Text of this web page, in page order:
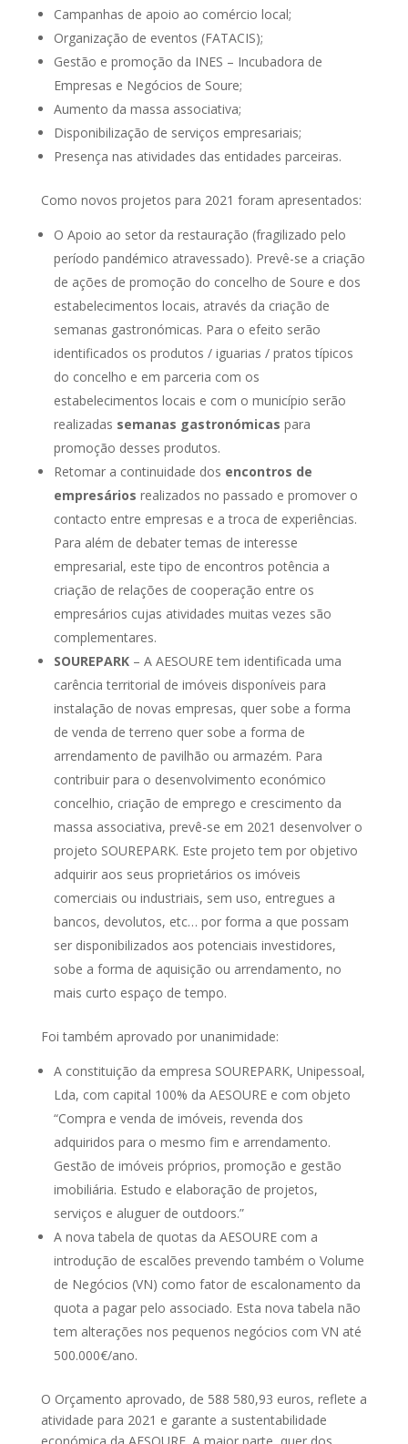
Campanhas de apoio ao comércio local;
Organização de eventos (FATACIS);
Gestão e promoção da INES – Incubadora de
Empresas e Negócios de Soure;
Aumento da massa associativa;
Disponibilização de serviços empresariais;
Presença nas atividades das entidades parceiras.
Como novos projetos para 2021 foram apresentados:
O Apoio ao setor da restauração (fragilizado pelo
período pandémico atravessado). Prevê-se a criação
de ações de promoção do concelho de Soure e dos
estabelecimentos locais, através da criação de
semanas gastronómicas. Para o efeito serão
identificados os produtos / iguarias / pratos típicos
do concelho e em parceria com os
estabelecimentos locais e com o município serão
realizadas semanas gastronómicas para
promoção desses produtos.
Retomar a continuidade dos encontros de
empresários realizados no passado e promover o
contacto entre empresas e a troca de experiências.
Para além de debater temas de interesse
empresarial, este tipo de encontros potência a
criação de relações de cooperação entre os
empresários cujas atividades muitas vezes são
complementares.
SOUREPARK– A AESOURE tem identificada uma
carência territorial de imóveis disponíveis para
instalação de novas empresas, quer sobe a forma
de venda de terreno quer sobe a forma de
arrendamento de pavilhão ou armazém. Para
contribuir para o desenvolvimento económico
concelhio, criação de emprego e crescimento da
massa associativa, prevê-se em 2021 desenvolver o
projeto SOUREPARK. Este projeto tem por objetivo
adquirir aos seus proprietários os imóveis
comerciais ou industriais, sem uso, entregues a
bancos, devolutos, etc… por forma a que possam
ser disponibilizados aos potenciais investidores,
sobe a forma de aquisição ou arrendamento, no
mais curto espaço de tempo.
Foi também aprovado por unanimidade:
A constituição da empresa SOUREPARK, Unipessoal,
Lda, com capital 100% da AESOURE e com objeto
“Compra e venda de imóveis, revenda dos
adquiridos para o mesmo fim e arrendamento.
Gestão de imóveis próprios, promoção e gestão
imobiliária. Estudo e elaboração de projetos,
serviços e aluguer de outdoors.”
A nova tabela de quotas da AESOURE com a
introdução de escalões prevendo também o Volume
de Negócios (VN) como fator de escalonamento da
quota a pagar pelo associado. Esta nova tabela não
tem alterações nos pequenos negócios com VN até
500.000€/ano.
O Orçamento aprovado, de 588 580,93 euros, reflete a
atividade para 2021 e garante a sustentabilidade